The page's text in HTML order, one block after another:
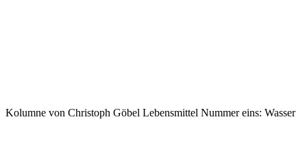
Kolumne von Christoph Göbel Lebensmittel Nummer eins: Wasser